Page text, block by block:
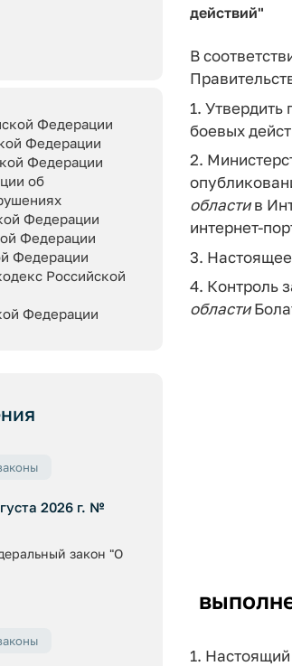
Федерации
Федерации
Федерации
об
Федерации
Федерации
Федерации
Российской
Федерации
2026 г. №
закон "О
действий"
В
1.
боевых
2.
областив
интернет-
3. Настоящее
4. Контроль
области
1.